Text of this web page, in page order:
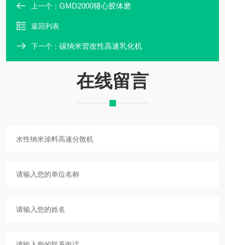
上一个： GMD2000猪心胶体磨
返回列表
下一个： 碳纳米管改性高速乳化机
在线留言